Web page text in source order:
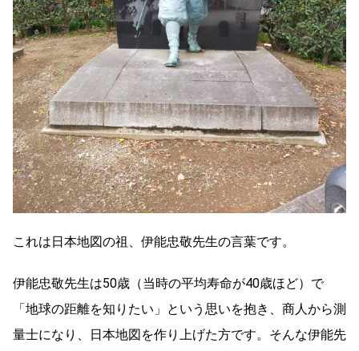
これは日本地図の祖、伊能忠敬先生の言葉です。
伊能忠敬先生は50歳（当時の平均寿命が40歳ほど）で
「地球の距離を知りたい」という思いを抱き、商人から測
量士になり、日本地図を作り上げた方です。そんな伊能先